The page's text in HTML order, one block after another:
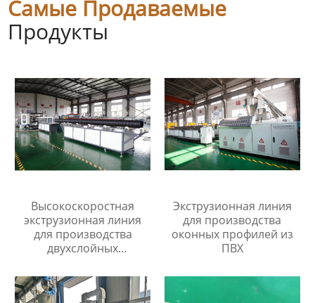
Самые Продаваемые
Продукты
Высокоскоростная
экструзионная линия
для производства
двухслойных
пп/пэ/пвх
Экструзионная линия
для производства
оконных профилей из
ПВХ